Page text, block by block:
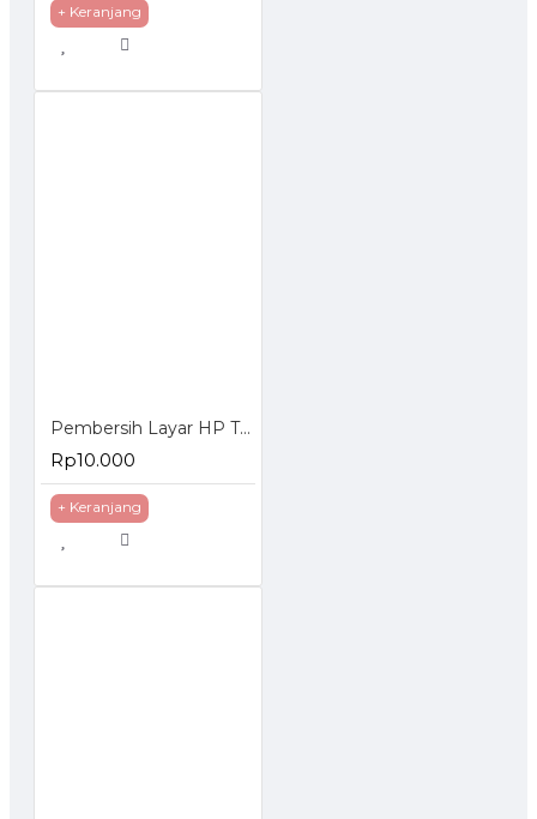
+ Keranjang
Pembersih Layar HP Tablet Cleaner Spray Portable
Rp10.000
+ Keranjang